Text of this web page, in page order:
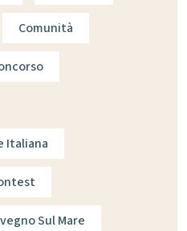
Comunità
Italiana
Sul Mare